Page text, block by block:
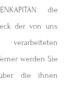
die
der von uns
werden Sie
die ihnen